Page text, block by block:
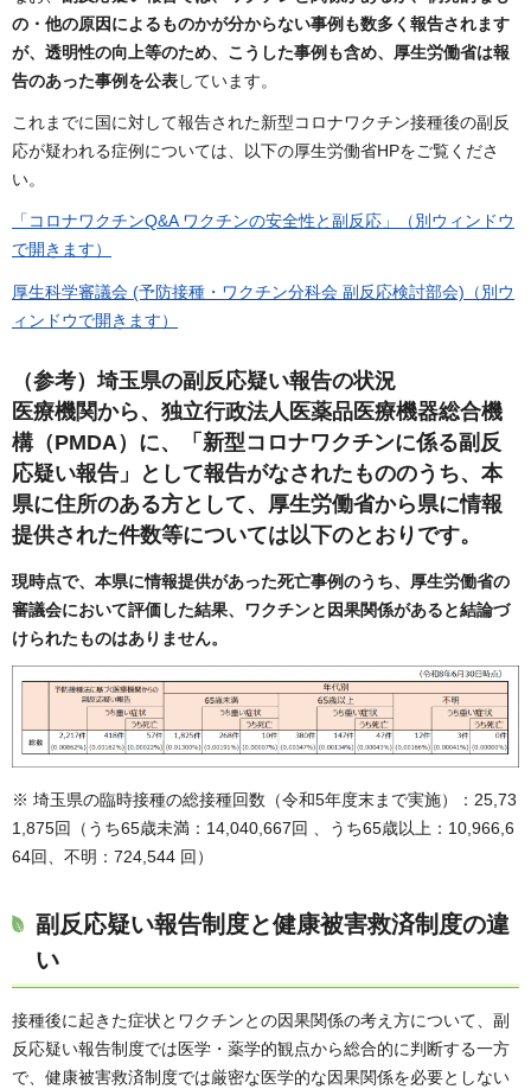
の・他の原因によるものかが分からない事例も数多く報告されます
が、透明性の向上等のため、こうした事例も含め、厚生労働省は報
告のあった事例を公表しています。
これまでに国に対して報告された新型コロナワクチン接種後の副反
応が疑われる症例については、以下の厚生労働省HPをご覧くださ
い。
「コロナワクチンQ&A ワクチンの安全性と副反応」（別ウィンドウ
で開きます）
厚生科学審議会 (予防接種・ワクチン分科会 副反応検討部会)（別ウ
ィンドウで開きます）
（参考）埼玉県の副反応疑い報告の状況
医療機関から、独立行政法人医薬品医療機器総合機
構（PMDA）に、「新型コロナワクチンに係る副反
応疑い報告」として報告がなされたもののうち、 本
県に住所のある方として、厚生労働省から県に情報
提供された件数等については以下のとおり です。
現時点で、本県に情報提供があった死亡事例のうち、厚生労働省の
審議会において評価した結果、ワクチンと因果関係があると結論づ
けられたものはありません。
※ 埼玉県の臨時接種の総接種回数（令和5年度末まで実施）：25,73
1,875回（うち65歳未満：14,040,667回 、うち65歳以上：10,966,6
64回、不明：724,544 回）
副反応疑い報告制度と健康被害救済制度の違
い
接種後に起きた症状とワクチンとの因果関係の考え方について、副
反応疑い報告制度では医学・薬学的観点から総合的に判断する一方
で、健康被害救済制度では厳密な医学的な因果関係を必要としない